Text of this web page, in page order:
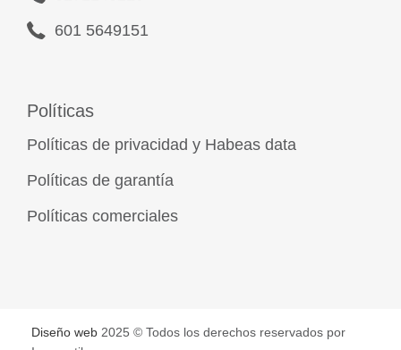
601 5649151
Políticas
Políticas de privacidad y Habeas data
Políticas de garantía
Políticas comerciales
Diseño web 2025 © Todos los derechos reservados por